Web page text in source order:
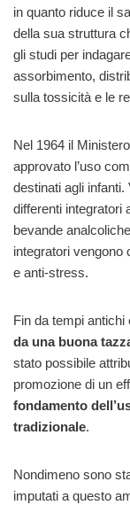
in quanto riduce il
della sua struttura
gli studi per
assorbimento,
sulla tossicità e le
Nel 1964 il
approvato l’uso
destinati agli
differenti integratori
bevande
integratori vengono
e anti-stress.
Fin da tempi antichi
da una buona
stato possibile
promozione di un
fondamento
tradizionale.
Nondimeno sono
imputati a questo